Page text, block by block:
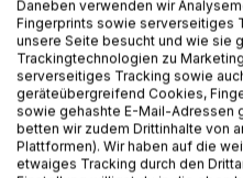
BESCHREIBUNG
Daneben verwenden wir
Fingerprints sowie serverseitiges
unsere Seite besucht und wie sie
Trackingtechnologien zu
serverseitiges Tracking sowie
geräteübergreifend Cookies,
sowie gehashte E-Mail-Adressen
betten wir zudem Drittinhalte von
Plattformen). Wir haben auf die
etwaiges Tracking durch den